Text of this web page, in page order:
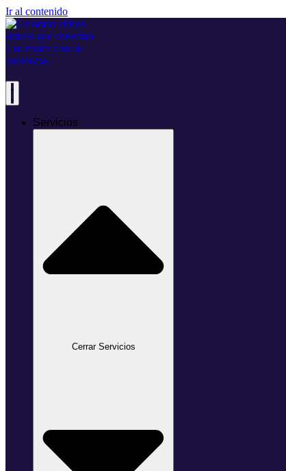
Ir al contenido
Servicios
Cerrar Servicios